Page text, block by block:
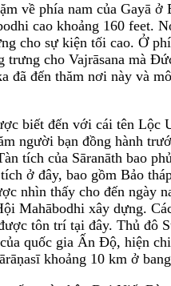
về phía nam của Gayā
cao khoảng 160 feet.
cho sự kiện tối cao. Ở
trưng cho Vajrāsana mà
đã đến thăm nơi này và
biết đến với cái tên Lộc
người bạn đồng hành
tích của Sāranāth bao
ở đây, bao gồm Bảo
nhìn thấy cho đến ngày
Mahābodhi xây dựng.
tôn trí tại đây. Thủ đô
quốc gia Ấn Độ, hiện
khoảng 10 km ở